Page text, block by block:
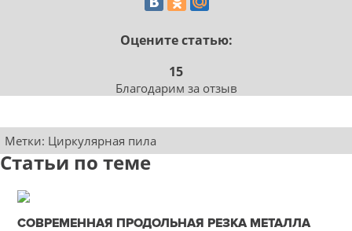
Оцените статью:
15
Благодарим за отзыв
Метки: Циркулярная пила
Статьи по теме
СОВРЕМЕННАЯ ПРОДОЛЬНАЯ РЕЗКА МЕТАЛЛА